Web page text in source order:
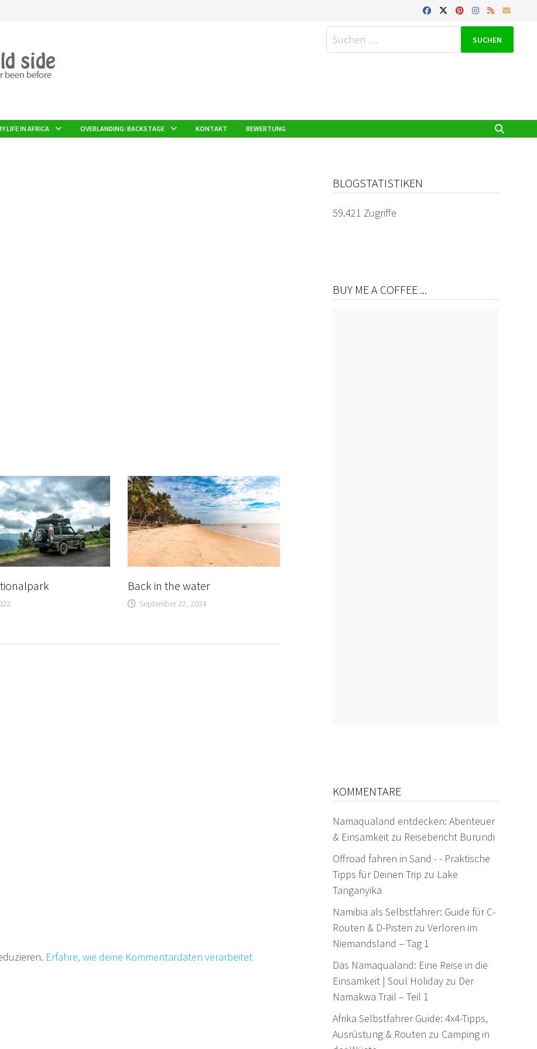
Suchen
nach:
LIFE IN AFRICA OVERLANDING: BACKSTAGE KONTAKT BEWERTUNG
Back in the water
September 22, 2024
Erfahre, wie deine Kommentardaten verarbeitet
BLOGSTATISTIKEN
59.421 Zugriffe
BUY ME A COFFEE ...
KOMMENTARE
Namaqualand entdecken: Abenteuer
& Einsamkeitzu Reisebericht Burundi
Offroad fahren in Sand - - Praktische
Tipps für Deinen Trip zu Lake
Tanganyika
Namibia als Selbstfahrer: Guide für C-
Routen & D-Pisten zu Verloren im
Niemandsland – Tag 1
Das Namaqualand: Eine Reise in die
Einsamkeit | Soul Holidayzu Der
Namakwa Trail – Teil 1
Afrika Selbstfahrer Guide: 4x4-Tipps,
Ausrüstung & Routen zu Camping in